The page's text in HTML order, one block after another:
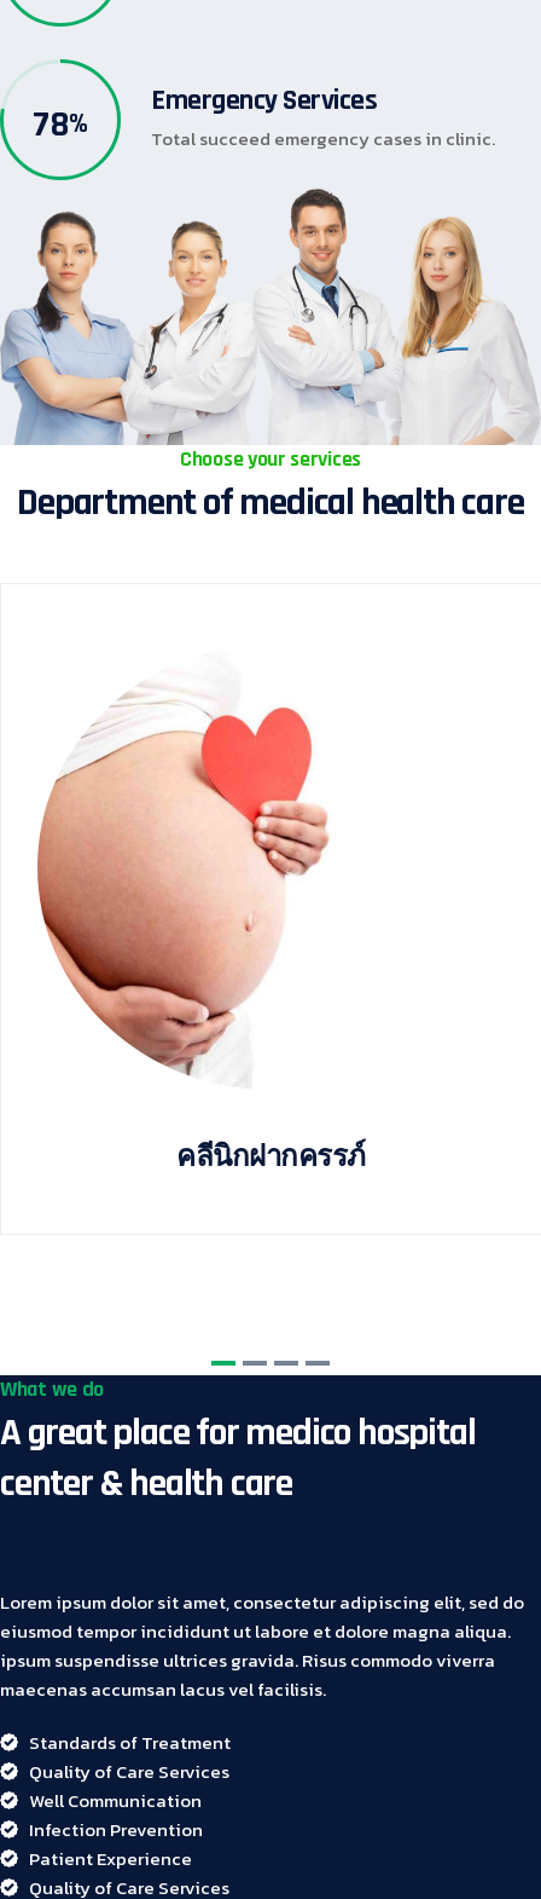
78%
Emergency Services
Total succeed emergency cases in clinic.
Choose your services
Department of medical health care
คลีนิกฝากครรภ์
What we do
A great place for medico hospital
center & health care
Lorem ipsum dolor sit amet, consectetur adipiscing elit, sed do
eiusmod tempor incididunt ut labore et dolore magna aliqua.
ipsum suspendisse ultrices gravida. Risus commodo viverra
maecenas accumsan lacus vel facilisis.
Standards of Treatment
Quality of Care Services
Well Communication
Infection Prevention
Patient Experience
Quality of Care Services